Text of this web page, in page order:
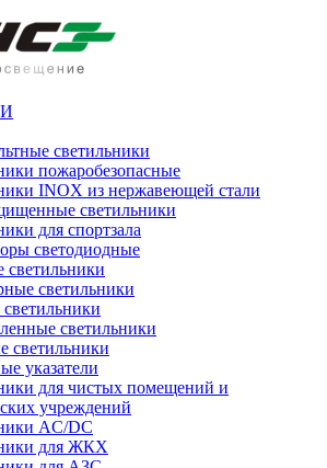
светильники
пожаробезопасные
INOX из нержавеющей стали
светильники
для спортзала
светодиодные
светильники
светильники
светильники
указатели
для чистых помещений и
учреждений
AC/DC
для ЖКХ